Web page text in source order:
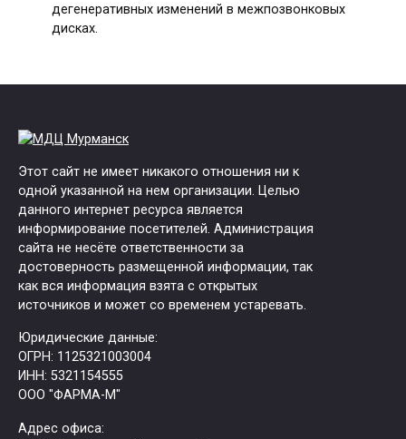
дегенеративных изменений в межпозвонковых
дисках.
Этот сайт не имеет никакого отношения ни к
одной указанной на нем организации. Целью
данного интернет ресурса является
информирование посетителей. Администрация
сайта не несёте ответственности за
достоверность размещенной информации, так
как вся информация взята с открытых
источников и может со временем устаревать.
Юридические данные:
ОГРН: 1125321003004
ИНН: 5321154555
ООО "ФАРМА-М"
Адрес офиса: